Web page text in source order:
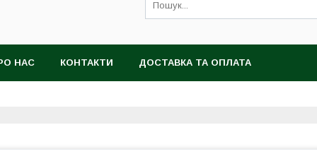
НАС КОНТАКТИ ДОСТАВКА ТА ОПЛАТА